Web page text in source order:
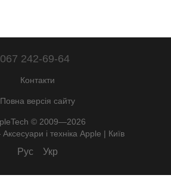
067 242-69-64
Контакти
Повна версія сайту
© 2009—2026
і техніка Apple | Київ
Рус Укр